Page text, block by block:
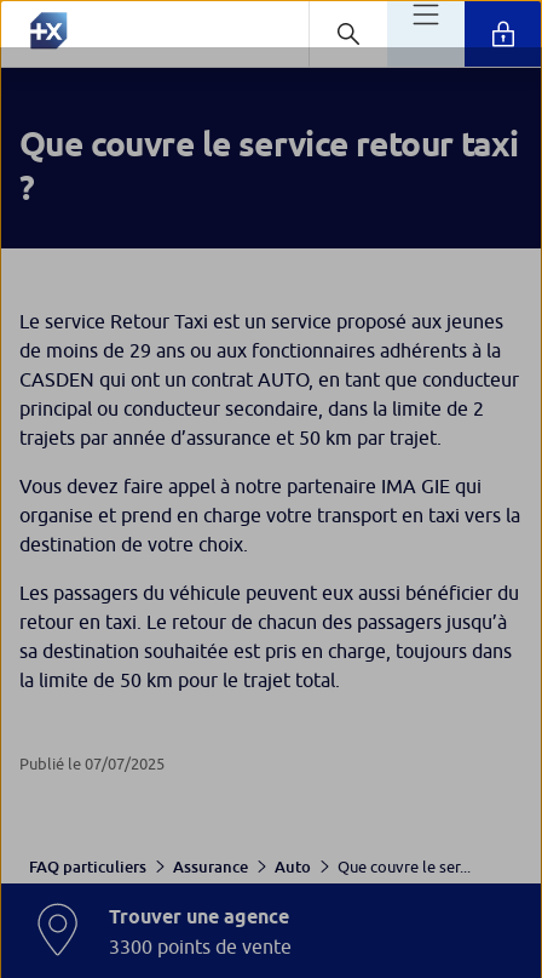
Que couvre le service retour taxi
?
Le service Retour Taxi est un service proposé aux jeunes
de moins de 29 ans ou aux fonctionnaires adhérents à la
CASDEN qui ont un contrat AUTO, en tant que conducteur
principal ou conducteur secondaire, dans la limite de 2
trajets par année d’assurance et 50 km par trajet.
Vous devez faire appel à notre partenaire IMA GIE qui
organise et prend en charge votre transport en taxi vers la
destination de votre choix.
Les passagers du véhicule peuvent eux aussi bénéficier du
retour en taxi. Le retour de chacun des passagers jusqu’à
sa destination souhaitée est pris en charge, toujours dans
la limite de 50 km pour le trajet total.
Publié le 07/07/2025
FAQ particuliers Assurance Auto Que couvre le ser...
Trouver une agence
3300 points de vente